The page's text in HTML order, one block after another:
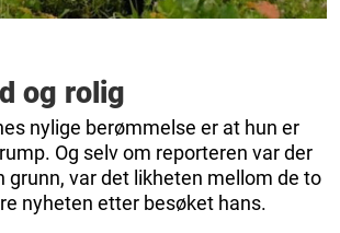
og rolig
nylige berømmelse er at hun er
Og selv om reporteren var der
grunn, var det likheten mellom de to
nyheten etter besøket hans.